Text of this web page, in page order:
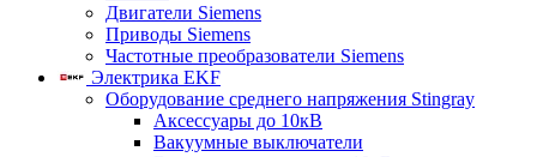
Двигатели Siemens
Приводы Siemens
Частотные преобразователи Siemens
Электрика EKF
Оборудование среднего напряжения Stingray
Аксессуары до 10кВ
Вакуумные выключатели